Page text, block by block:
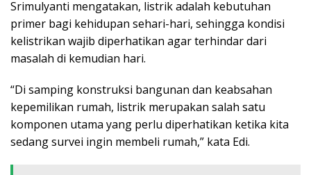
Srimulyanti mengatakan, listrik adalah kebutuhan
primer bagi kehidupan sehari-hari, sehingga kondisi
kelistrikan wajib diperhatikan agar terhindar dari
masalah di kemudian hari.
“Di samping konstruksi bangunan dan keabsahan
kepemilikan rumah, listrik merupakan salah satu
komponen utama yang perlu diperhatikan ketika kita
sedang survei ingin membeli rumah,” kata Edi.